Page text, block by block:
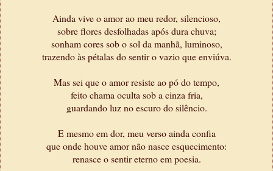
Ainda vive o amor ao meu redor, silencioso,
sobre flores desfolhadas após dura chuva;
sonham cores sob o sol da manhã, luminoso,
trazendo às pétalas do sentir o vazio que enviúva.
Mas sei que o amor resiste ao pó do tempo,
feito chama oculta sob a cinza fria,
guardando luz no escuro do silêncio.
E mesmo em dor, meu verso ainda confia
que onde houve amor não nasce esquecimento:
renasce o sentir eterno em poesia.